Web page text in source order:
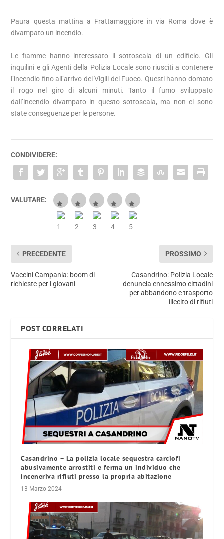
Paura questa mattina a Frattamaggiore in via Roma dove è
divampato un incendio.
Le fiamme hanno interessato il sottoscala di un edificio. Gli
inquilini e gli Agenti della Polizia Locale sono riusciti a contenere
l’incendio fino all’arrivo dei Vigili del Fuoco. Questi hanno domato
il rogo nel giro di alcuni minuti. Tanto il fumo sviluppato
dall’incendio divampato in questo sottoscala, ma non ci sono
state conseguenze per le persone.
CONDIVIDERE:
VALUTARE:
PRECEDENTE
Vaccini Campania: boom di
richieste per i giovani
PROSSIMO
Casandrino: Polizia Locale
denuncia ennessimo cittadini
per abbandono e trasporto
illecito di rifiuti
POST CORRELATI
Casandrino – La polizia locale sequestra carciofi
abusivamente arrostiti e ferma un individuo che
inceneriva rifiuti presso la propria abitazione
13 Marzo 2024